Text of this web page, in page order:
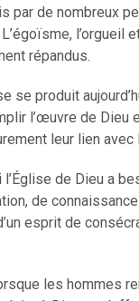
par de nombreux
l’orgueil
répandus.
se produit
l’œuvre de Dieu
leur lien avec
l’Église de Dieu a
de
esprit de
les hommes